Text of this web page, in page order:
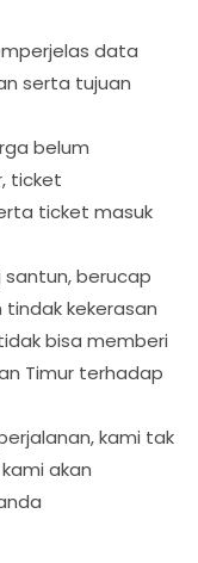
data
serta tujuan
belum
ticket
ticket masuk
santun, berucap
kekerasan
bisa memberi
Timur terhadap
kami tak
akan